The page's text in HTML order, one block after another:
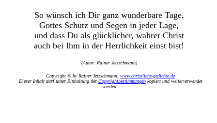
So wünsch ich Dir ganz wunderbare Tage,
Gottes Schutz und Segen in jeder Lage,
und dass Du als glücklicher, wahrer Christ
auch bei Ihm in der Herrlichkeit einst bist!
(Autor: Rainer Jetzschmann)
Copyright © by Rainer Jetzschmann, www.christliche-gedichte.de
Dieser Inhalt darf unter Einhaltung der Copyrightbestimmungenkopiert und weiterverwendet
werden